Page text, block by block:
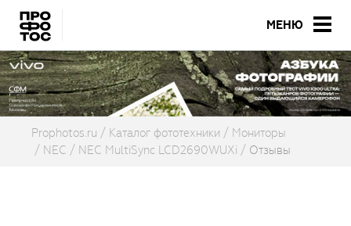
МЕНЮ
Prophotos.ru Каталог фототехники
Мониторы
NEC
NEC MultiSync LCD2690WUXi Отзывы